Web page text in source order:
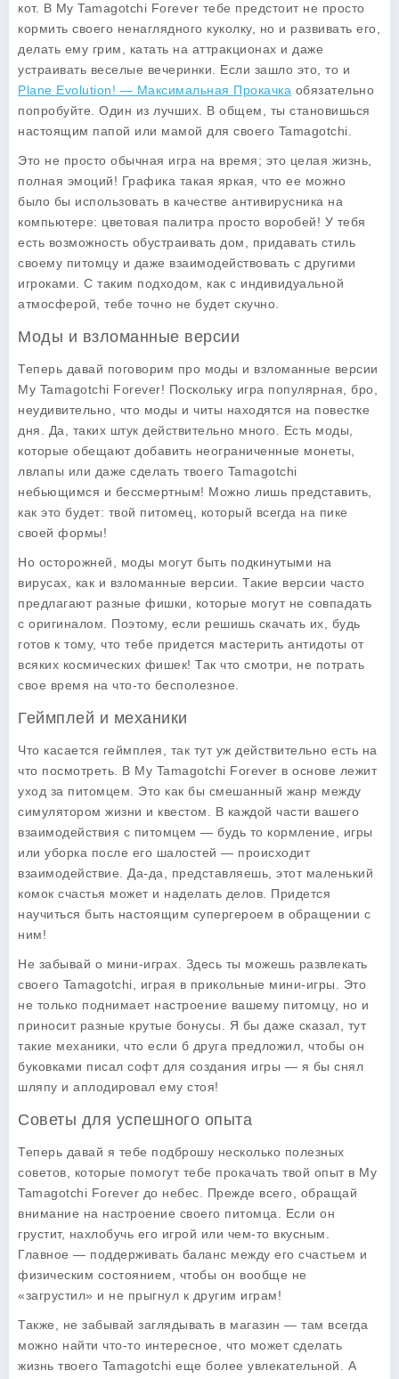
кот. В My Tamagotchi Forever тебе предстоит не просто
кормить своего ненаглядного куколку, но и развивать его,
делать ему грим, катать на аттракционах и даже
устраивать веселые вечеринки. Если зашло это, то и
Plane Evolution! — Максимальная Прокачка обязательно
попробуйте. Один из лучших. В общем, ты становишься
настоящим папой или мамой для своего Tamagotchi.
Это не просто обычная игра на время; это целая жизнь,
полная эмоций! Графика такая яркая, что ее можно
было бы использовать в качестве антивирусника на
компьютере: цветовая палитра просто воробей! У тебя
есть возможность обустраивать дом, придавать стиль
своему питомцу и даже взаимодействовать с другими
игроками. С таким подходом, как с индивидуальной
атмосферой, тебе точно не будет скучно.
Моды и взломанные версии
Теперь давай поговорим про моды и взломанные версии
My Tamagotchi Forever! Поскольку игра популярная, бро,
неудивительно, что моды и читы находятся на повестке
дня. Да, таких штук действительно много. Есть моды,
которые обещают добавить неограниченные монеты,
лвлапы или даже сделать твоего Tamagotchi
небьющимся и бессмертным! Можно лишь представить,
как это будет: твой питомец, который всегда на пике
своей формы!
Но осторожней, моды могут быть подкинутыми на
вирусах, как и взломанные версии. Такие версии часто
предлагают разные фишки, которые могут не совпадать
с оригиналом. Поэтому, если решишь скачать их, будь
готов к тому, что тебе придется мастерить антидоты от
всяких космических фишек! Так что смотри, не потрать
свое время на что-то бесполезное.
Геймплей и механики
Что касается геймплея , так тут уж действительно есть на
что посмотреть. В My Tamagotchi Forever в основе лежит
уход за питомцем. Это как бы смешанный жанр между
симулятором жизни и квестом. В каждой части вашего
взаимодействия с питомцем — будь то кормление, игры
или уборка после его шалостей — происходит
взаимодействие. Да-да, представляешь, этот маленький
комок счастья может и наделать делов. Придется
научиться быть настоящим супергероем в обращении с
ним!
Не забывай о мини-играх. Здесь ты можешь развлекать
своего Tamagotchi, играя в прикольные мини-игры. Это
не только поднимает настроение вашему питомцу, но и
приносит разные крутые бонусы. Я бы даже сказал, тут
такие механики, что если б друга предложил, чтобы он
буковками писал софт для создания игры — я бы снял
шляпу и аплодировал ему стоя!
Советы для успешного опыта
Теперь давай я тебе подброшу несколько полезных
советов , которые помогут тебе прокачать твой опыт в My
Tamagotchi Forever до небес. Прежде всего, обращай
внимание на настроение своего питомца. Если он
грустит, нахлобучь его игрой или чем-то вкусным.
Главное — поддерживать баланс между его счастьем и
физическим состоянием, чтобы он вообще не
«загрустил» и не прыгнул к другим играм!
Также, не забывай заглядывать в магазин — там всегда
можно найти что-то интересное, что может сделать
жизнь твоего Tamagotchi еще более увлекательной. А